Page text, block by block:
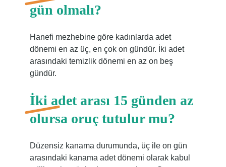
gün olmalı?
Hanefi mezhebine göre kadınlarda adet
dönemi en az üç, en çok on gündür. İki adet
arasındaki temizlik dönemi en az on beş
gündür.
İki adet arası 15 günden az
olursa oruç tutulur mu?
Düzensiz kanama durumunda, üç ile on gün
arasındaki kanama adet dönemi olarak kabul